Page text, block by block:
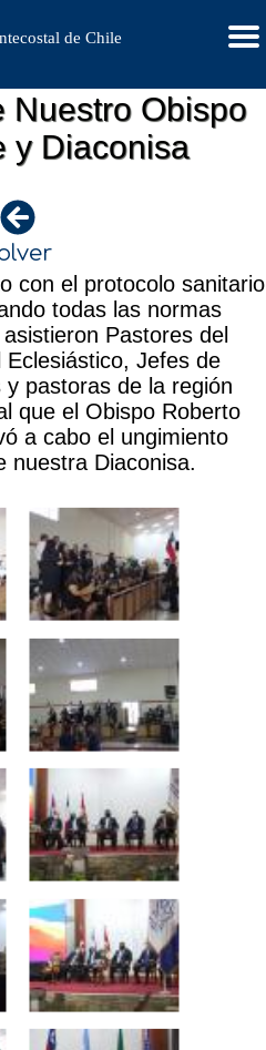
de Chile
Nuestro Obispo
y Diaconisa
con el protocolo sanitario
todas las normas
Pastores del
Eclesiástico, Jefes de
pastoras de la región
que el Obispo Roberto
a cabo el ungimiento
nuestra Diaconisa.